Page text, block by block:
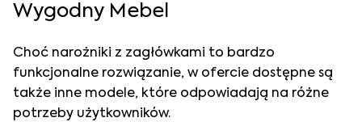
Wygodny Mebel
Choć narożniki z zagłówkami to bardzo
funkcjonalne rozwiązanie, w ofercie dostępne są
także inne modele, które odpowiadają na różne
potrzeby użytkowników.